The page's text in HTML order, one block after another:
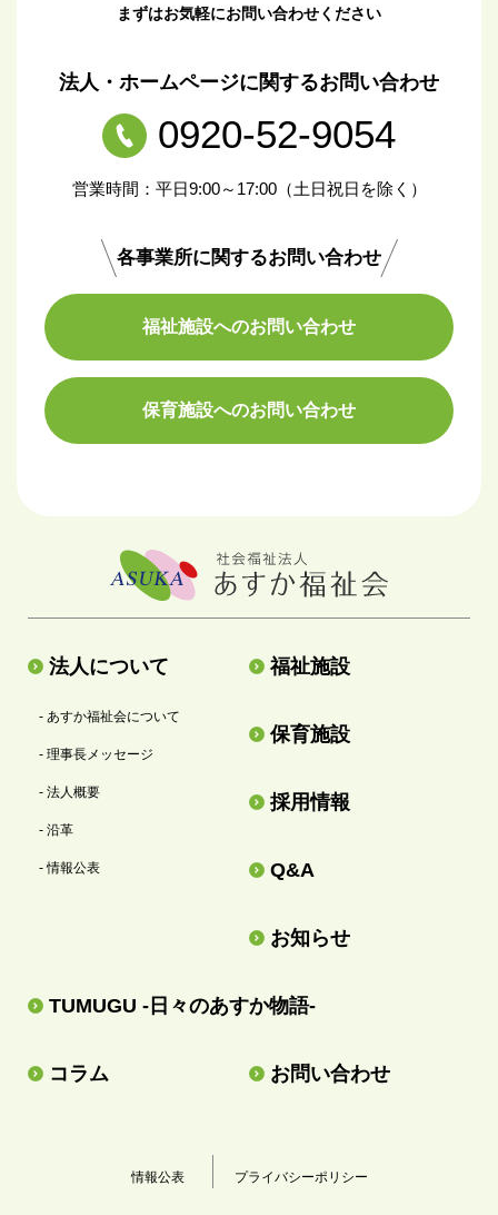
まずはお気軽にお問い合わせください
法人・ホームページに関するお問い合わせ
0920-52-9054
営業時間：平日9:00～17:00（土日祝日を除く）
各事業所に関するお問い合わせ
福祉施設へのお問い合わせ
保育施設へのお問い合わせ
法人について
- あすか福祉会について
- 理事長メッセージ
- 法人概要
- 沿革
- 情報公表
福祉施設
保育施設
採用情報
Q&A
お知らせ
TUMUGU -日々のあすか物語-
コラム お問い合わせ
情報公表 プライバシーポリシー